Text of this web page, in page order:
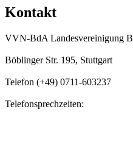
Kontakt
VVN-BdA Landesvereinigung
Böblinger Str. 195, Stuttgart
Telefon (+49) 0711-603237
Telefonsprechzeiten: